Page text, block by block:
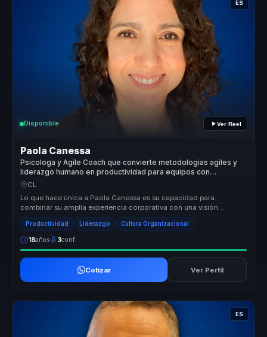
ES
Disponible Ver Reel
Paola Canessa
Psicologa y Agile Coach que convierte metodologias agiles y
liderazgo humano en productividad para equipos con
seguridad psicologica.
CL
Lo que hace única a Paola Canessa es su capacidad para
combinar su amplia experiencia corporativa con una visión
transformadora del lider...
Productividad Liderazgo Cultura Organizacional
18años 3conf.
Cotizar Ver Perfil
ES